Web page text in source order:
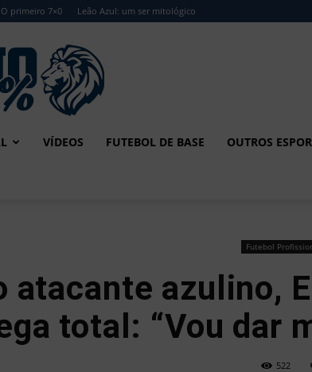
O primeiro 7×0 Leão Azul: um ser mitológico
VÍDEOS FUTEBOL DE BASE OUTROS
Futebol
atacante azulino,
total: “Vou dar
522